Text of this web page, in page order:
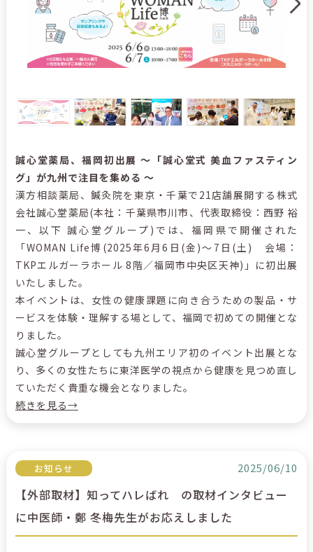
誠心堂薬局、福岡初出展 ～「誠心堂式 美血ファスティン
グ」が九州で注目を集める ～
漢方相談薬局、鍼灸院を東京・千葉で21店舗展開する株式
会社誠心堂薬局(本社：千葉県市川市、代表取締役：西野 裕
一、以下 誠心堂グループ)では、福岡県で開催された
「WOMAN Life博(2025年6月6日(金)～7日(土) 会場：
TKPエルガーラホール 8階／福岡市中央区天神)」に初出展
いたしました。
本イベントは、女性の健康課題に向き合うための製品・サ
ービスを体験・理解する場として、福岡で初めての開催とな
りました。
誠心堂グループとしても九州エリア初のイベント出展とな
り、多くの女性たちに東洋医学の視点から健康を見つめ直し
ていただく貴重な機会となりました。
続きを見る→
お知らせ 2025/06/10
【外部取材】知ってハレばれ の取材インタビュー
に中医師・鄭 冬梅先生がお応えしました